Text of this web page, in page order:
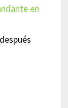
en